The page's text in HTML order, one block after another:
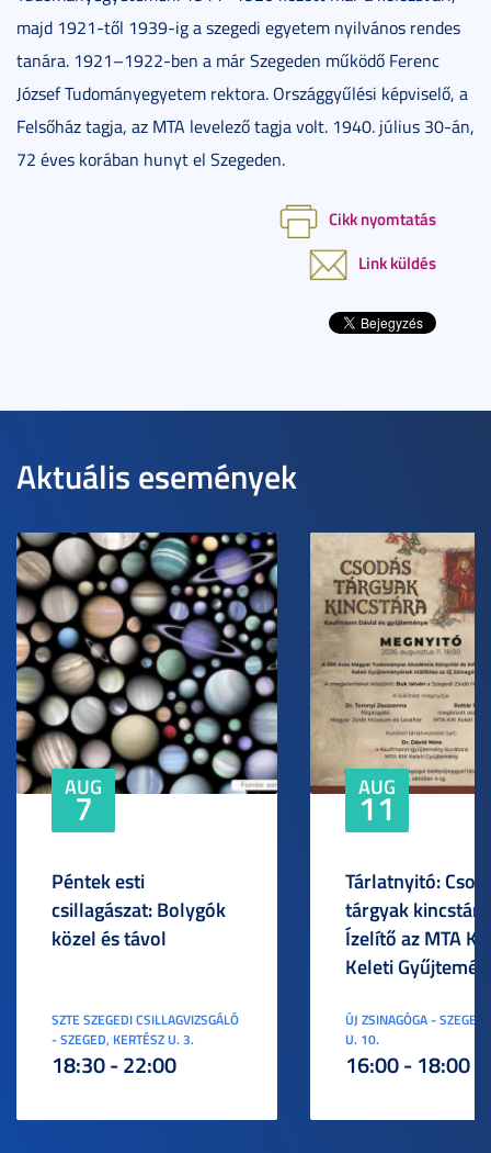
majd 1921-től 1939-ig a szegedi egyetem nyilvános rendes
tanára. 1921–1922-ben a már Szegeden működő Ferenc
József Tudományegyetem rektora. Országgyűlési képviselő, a
Felsőház tagja, az MTA levelező tagja volt. 1940. július 30-án,
72 éves korában hunyt el Szegeden.
Cikk nyomtatás
Link küldés
Aktuális események
AUG
7
Péntek esti
csillagászat: Bolygók
közel és távol
SZTE SZEGEDI CSILLAGVIZSGÁLÓ
- SZEGED, KERTÉSZ U. 3.
18:30 - 22:00
AUG
11
Tárlatnyitó:
tárgyak
Ízelítő az MTA
Keleti
ÚJ ZSINAGÓGA -
U. 10.
16:00 - 18:00